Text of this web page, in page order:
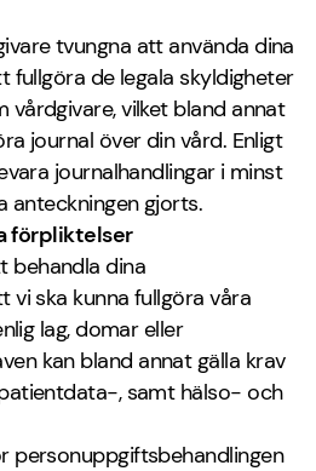
tvungna att använda dina
fullgöra de legala skyldigheter
vårdgivare, vilket bland annat
journal över din vård. Enligt
journalhandlingar i minst
anteckningen gjorts.
förpliktelser
behandla dina
ska kunna fullgöra våra
lag, domar eller
kan bland annat gälla krav
, samt hälso- och
personuppgiftsbehandlingen